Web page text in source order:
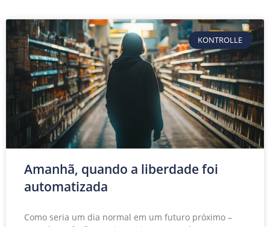
KONTROLLE
Amanhã, quando a liberdade foi
automatizada
Como seria um dia normal em um futuro próximo –